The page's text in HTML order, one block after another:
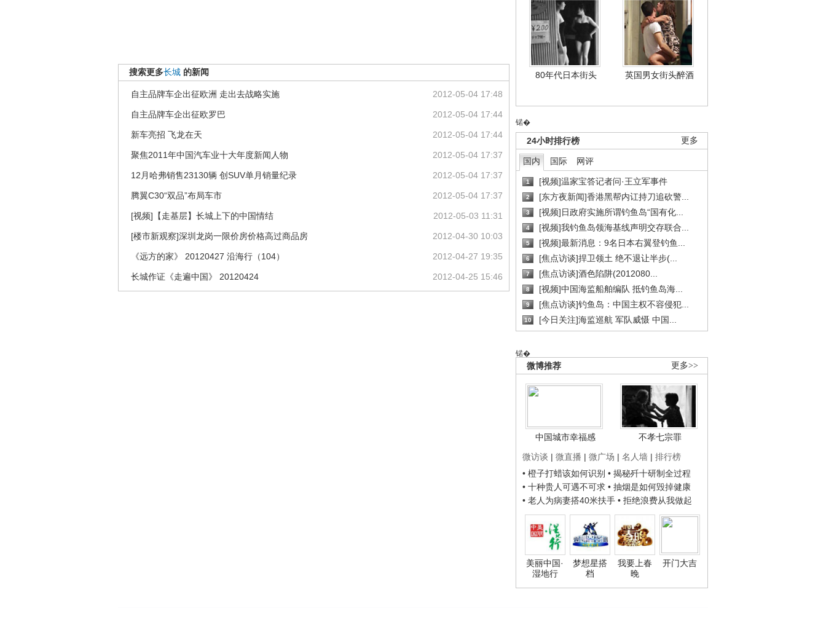
80年代日本街头 英国男女街头醉酒
锘�
更多
24小时排行榜
国内 国际 网评
1 [视频]温家宝答记者问·王立军事件
2 [东方夜新闻]香港黑帮内讧持刀追砍警...
3 [视频]日政府实施所谓钓鱼岛“国有化...
4 [视频]我钓鱼岛领海基线声明交存联合...
5 [视频]最新消息：9名日本右翼登钓鱼...
6 [焦点访谈]捍卫领土 绝不退让半步(...
7 [焦点访谈]酒色陷阱(2012080...
8 [视频]中国海监船舶编队 抵钓鱼岛海...
9 [焦点访谈]钓鱼岛：中国主权不容侵犯...
10 [今日关注]海监巡航 军队威慑 中国...
锘�
更多>>
微博推荐
中国城市幸福感
不孝七宗罪
微访谈 | 微直播 | 微广场 | 名人墙 | 排行榜
• 橙子打蜡该如何识别 • 揭秘歼十研制全过程
• 十种贵人可遇不可求 • 抽烟是如何毁掉健康
• 老人为病妻搭40米扶手 • 拒绝浪费从我做起
美丽中国·
湿地行
梦想星搭
档
我要上春
晚
开门大吉
搜索更多长城 的新闻
2012-05-04 17:48
自主品牌车企出征欧洲 走出去战略实施
2012-05-04 17:44
自主品牌车企出征欧罗巴
2012-05-04 17:44
新车亮招 飞龙在天
2012-05-04 17:37
聚焦2011年中国汽车业十大年度新闻人物
2012-05-04 17:37
12月哈弗销售23130辆 创SUV单月销量纪录
2012-05-04 17:37
腾翼C30“双品”布局车市
2012-05-03 11:31
[视频]【走基层】长城上下的中国情结
2012-04-30 10:03
[楼市新观察]深圳龙岗一限价房价格高过商品房
2012-04-27 19:35
《远方的家》 20120427 沿海行（104）
2012-04-25 15:46
长城作证《走遍中国》 20120424